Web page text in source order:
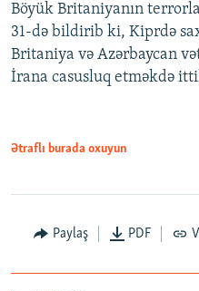
Böyük Britaniyanın
31-də bildirib ki, Kiprdə
Britaniya və Azərbaycan
İrana casusluq etməkdə
Ətraflı burada oxuyun
Paylaş PDF